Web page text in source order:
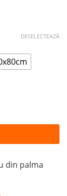
DESELECTEAZĂ
din palma